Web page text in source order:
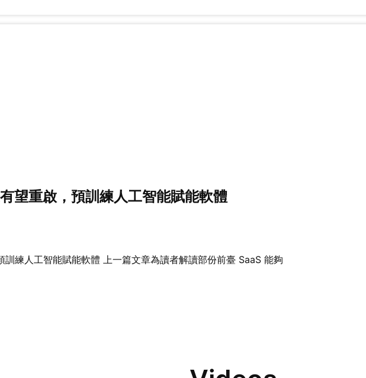
望重啟，預訓練人工智能賦能軟體
訓練人工智能賦能軟體 上一篇文章為讀者解讀部份前臺 SaaS 能夠